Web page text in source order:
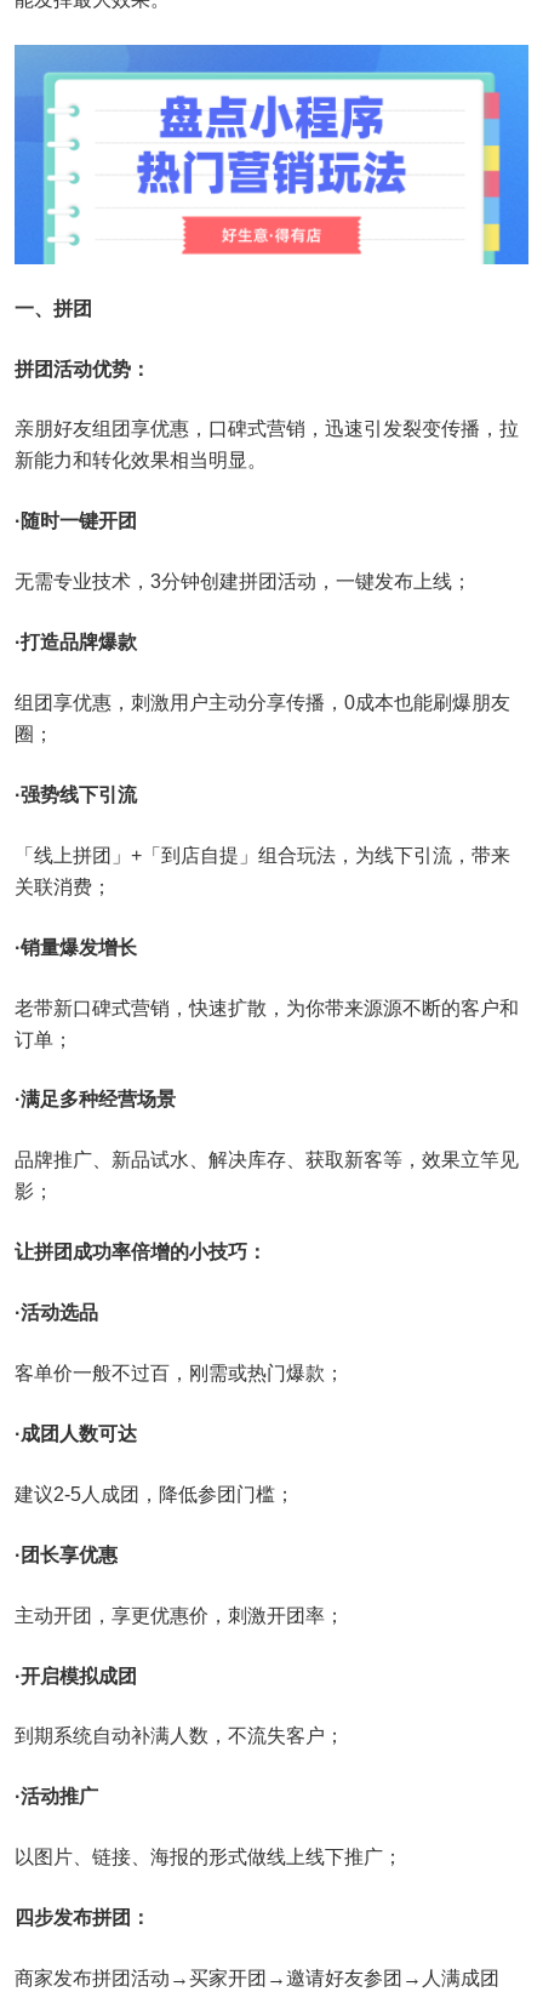
一、拼团
拼团活动优势：
亲朋好友组团享优惠，口碑式营销，迅速引发裂变传播，拉
新能力和转化效果相当明显。
·随时一键开团
无需专业技术，3分钟创建拼团活动，一键发布上线；
·打造品牌爆款
组团享优惠，刺激用户主动分享传播，0成本也能刷爆朋友
圈；
·强势线下引流
「线上拼团」+「到店自提」组合玩法，为线下引流，带来
关联消费；
·销量爆发增长
老带新口碑式营销，快速扩散，为你带来源源不断的客户和
订单；
·满足多种经营场景
品牌推广、新品试水、解决库存、获取新客等，效果立竿见
影；
让拼团成功率倍增的小技巧：
·活动选品
客单价一般不过百，刚需或热门爆款；
·成团人数可达
建议2-5人成团，降低参团门槛；
·团长享优惠
主动开团，享更优惠价，刺激开团率；
·开启模拟成团
到期系统自动补满人数，不流失客户；
·活动推广
以图片、链接、海报的形式做线上线下推广；
四步发布拼团：
商家发布拼团活动→买家开团→邀请好友参团→人满成团